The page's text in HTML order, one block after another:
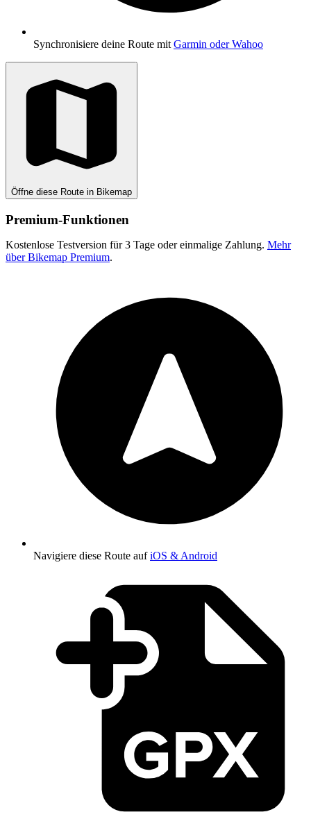
Synchronisiere deine Route mit Garmin oder Wahoo
Öffne diese Route in Bikemap
Premium-Funktionen
Kostenlose Testversion für 3 Tage oder einmalige Zahlung. Mehr
über Bikemap Premium.
Navigiere diese Route aufiOS & Android